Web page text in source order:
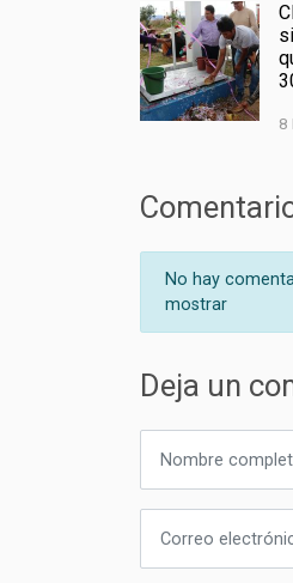
8
No hay
mostrar
Deja un